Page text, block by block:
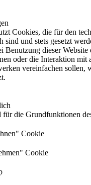
Cookies, die für den
sind und stets gesetzt
Benutzung dieser Website
oder die Interaktion mit
vereinfachen sollen,
für die Grundfunktionen
Cookie
Cookie